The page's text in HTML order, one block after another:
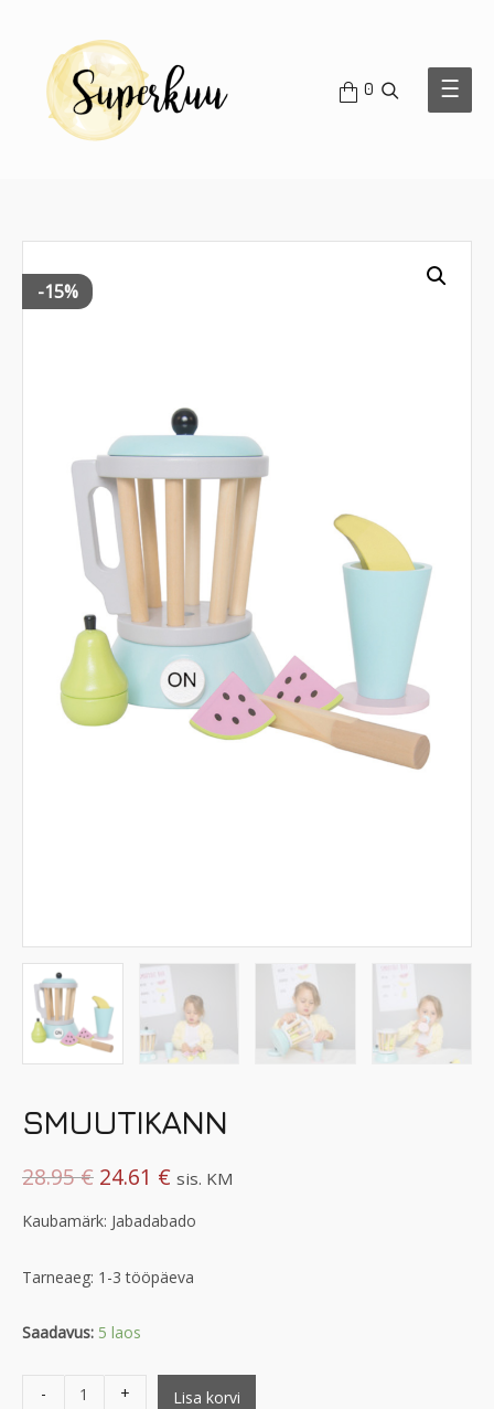
Main
0
OTSI
-15%
SMUUTIKANN
28.95€ 24.61 € sis. KM
Kaubamärk: Jabadabado
Tarneaeg: 1-3 tööpäeva
Saadavus: 5 laos
- + Lisa korvi